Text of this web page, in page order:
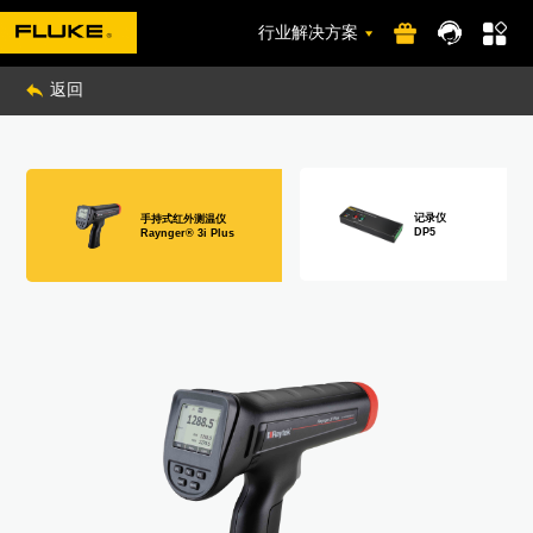
行业解决方案
返回
手持式红外测温仪
Raynger® 3i Plus
记录仪
DP5